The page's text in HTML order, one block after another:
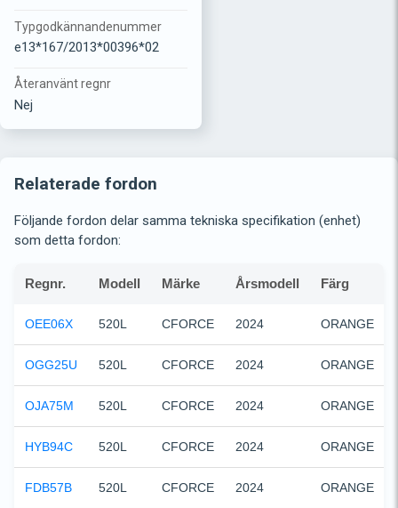
Typgodkännandenummer
e13*167/2013*00396*02
Återanvänt regnr
Nej
Relaterade fordon
Följande fordon delar samma tekniska specifikation (enhet)
som detta fordon:
Regnr. Modell Märke Årsmodell Färg
OEE06X 520L CFORCE 2024 ORANGE
OGG25U 520L CFORCE 2024 ORANGE
OJA75M 520L CFORCE 2024 ORANGE
HYB94C 520L CFORCE 2024 ORANGE
FDB57B 520L CFORCE 2024 ORANGE